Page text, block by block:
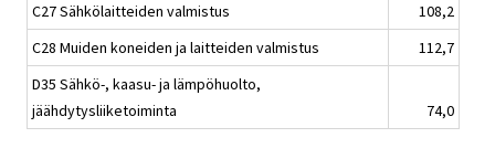
C27 Sähkölaitteiden valmistus
108,2
C28 Muiden koneiden ja laitteiden valmistus
112,7
D35 Sähkö-, kaasu- ja lämpöhuolto,
jäähdytysliiketoiminta
74,0